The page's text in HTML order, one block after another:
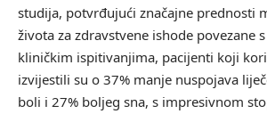
studija, potvrđujući značajne prednosti
života za zdravstvene ishode povezane
kliničkim ispitivanjima, pacijenti koji
izvijestili su o 37% manje nuspojava
boli i 27% boljeg sna, s impresivnom